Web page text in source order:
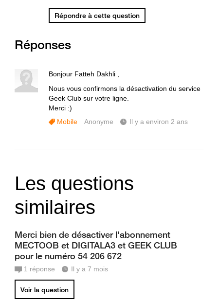
Répondre à cette question
Réponses
Bonjour Fatteh Dakhli ,
Nous vous confirmons la désactivation du service
Geek Club sur votre ligne.
Merci :)
Mobile
Anonyme Il y a environ 2 ans
Les questions
similaires
Merci bien de désactiver l'abonnement
MECTOOB et DIGITALA3 et GEEK CLUB
pour le numéro 54 206 672
1 réponse Il y a 7 mois
Voir la question